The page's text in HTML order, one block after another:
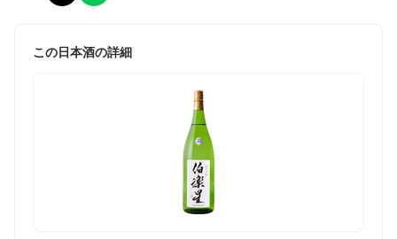
この日本酒の詳細